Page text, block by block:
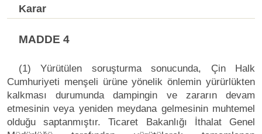
Karar
MADDE 4
(1) Yürütülen soruşturma sonucunda, Çin Halk
Cumhuriyeti menşeli ürüne yönelik önlemin yürürlükten
kalkması durumunda dampingin ve zararın devam
etmesinin veya yeniden meydana gelmesinin muhtemel
olduğu saptanmıştır. Ticaret Bakanlığı İthalat Genel